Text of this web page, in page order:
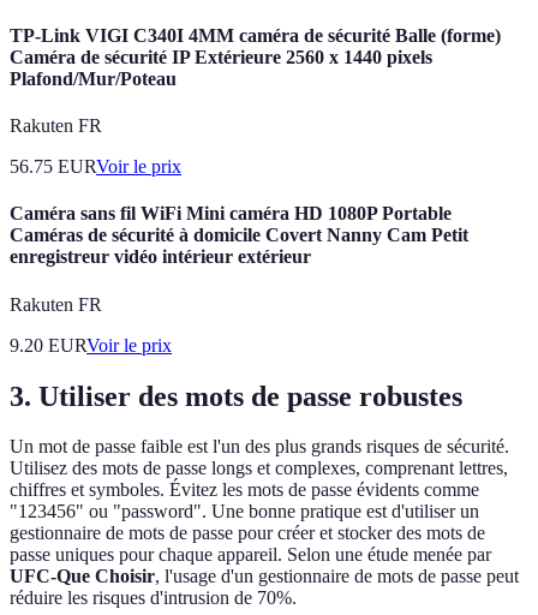
TP-Link VIGI C340I 4MM caméra de sécurité Balle (forme)
Caméra de sécurité IP Extérieure 2560 x 1440 pixels
Plafond/Mur/Poteau
Rakuten FR
56.75 EURVoir le prix
Caméra sans fil WiFi Mini caméra HD 1080P Portable
Caméras de sécurité à domicile Covert Nanny Cam Petit
enregistreur vidéo intérieur extérieur
Rakuten FR
9.20 EURVoir le prix
3. Utiliser des mots de passe robustes
Un mot de passe faible est l'un des plus grands risques de sécurité.
Utilisez des mots de passe longs et complexes, comprenant lettres,
chiffres et symboles. Évitez les mots de passe évidents comme
"123456" ou "password". Une bonne pratique est d'utiliser un
gestionnaire de mots de passe pour créer et stocker des mots de
passe uniques pour chaque appareil. Selon une étude menée par
UFC-Que Choisir, l'usage d'un gestionnaire de mots de passe peut
réduire les risques d'intrusion de 70%.